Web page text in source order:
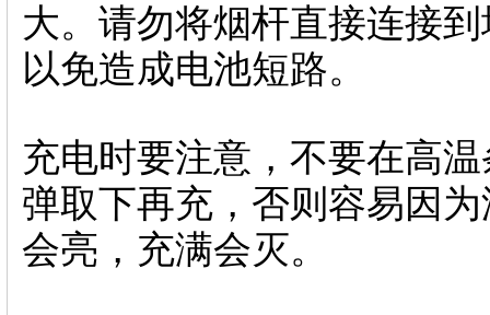
大。请勿将烟杆直接连接
以免造成电池短路。
充电时要注意，不要在高
弹取下再充，否则容易因
会亮，充满会灭。